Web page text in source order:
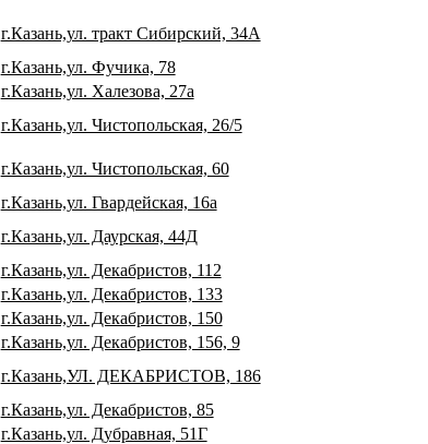
г.Казань,ул. тракт Сибирский, 34А
г.Казань,ул. Фучика, 78
г.Казань,ул. Халезова, 27а
г.Казань,ул. Чистопольская, 26/5
г.Казань,ул. Чистопольская, 60
г.Казань,ул. Гвардейская, 16а
г.Казань,ул. Даурская, 44Д
г.Казань,ул. Декабристов, 112
г.Казань,ул. Декабристов, 133
г.Казань,ул. Декабристов, 150
г.Казань,ул. Декабристов, 156, 9
г.Казань,УЛ. ДЕКАБРИСТОВ, 186
г.Казань,ул. Декабристов, 85
г.Казань,ул. Дубравная, 51Г